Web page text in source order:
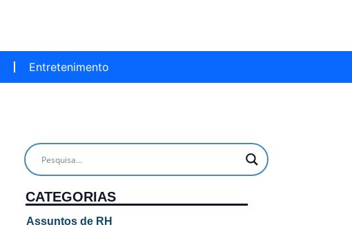
Entretenimento
CATEGORIAS
Assuntos de RH